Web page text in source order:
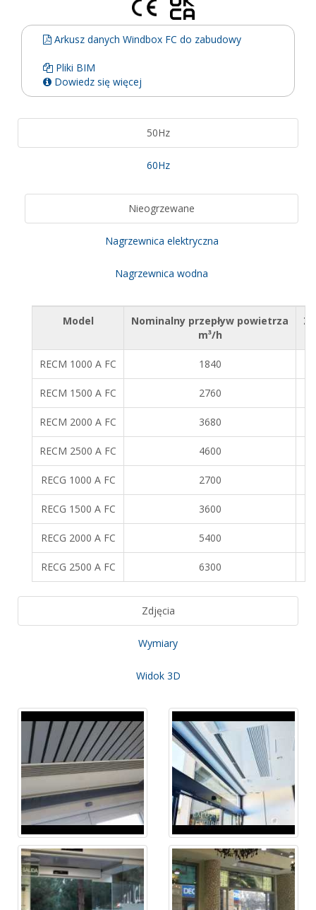
Arkusz danych Windbox FC do zabudowy
Pliki BIM
Dowiedz się więcej
50Hz
60Hz
Nieogrzewane
Nagrzewnica elektryczna
Nagrzewnica wodna
Model
Nominalny przepływ powietrza
m³/h
RECM 1000 A FC 1840
RECM 1500 A FC 2760
RECM 2000 A FC 3680
RECM 2500 A FC 4600
RECG 1000 A FC 2700
RECG 1500 A FC 3600
RECG 2000 A FC 5400
RECG 2500 A FC 6300
Zdjęcia
Wymiary
Widok 3D